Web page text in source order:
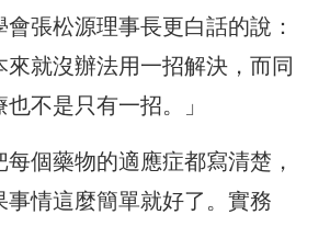
張松源理事長更白話的說：
來就沒辦法用一招解決，而同
不是只有一招。」
個藥物的適應症都寫清楚，
事情這麼簡單就好了。實務